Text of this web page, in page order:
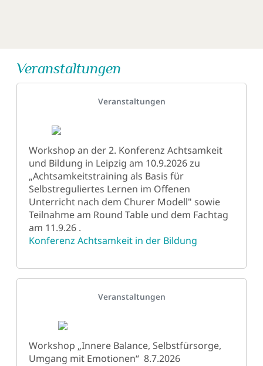
Veranstaltungen
Veranstaltungen
Workshop an der 2. Konferenz Achtsamkeit
und Bildung in Leipzig am 10.9.2026 zu
„Achtsamkeitstraining als Basis für
Selbstreguliertes Lernen im Offenen
Unterricht nach dem Churer Modell" sowie
Teilnahme am Round Table und dem Fachtag
am 11.9.26 .
Konferenz Achtsamkeit in der Bildung
Veranstaltungen
Workshop „Innere Balance, Selbstfürsorge,
Umgang mit Emotionen“ 8.7.2026